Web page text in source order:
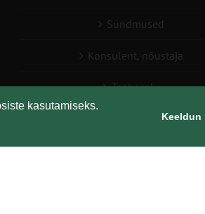
kasutamiseks.
Keeldun
Sündmused
Konsulent, nõustaja
Teabesalv
Liitu uudiskirjaga